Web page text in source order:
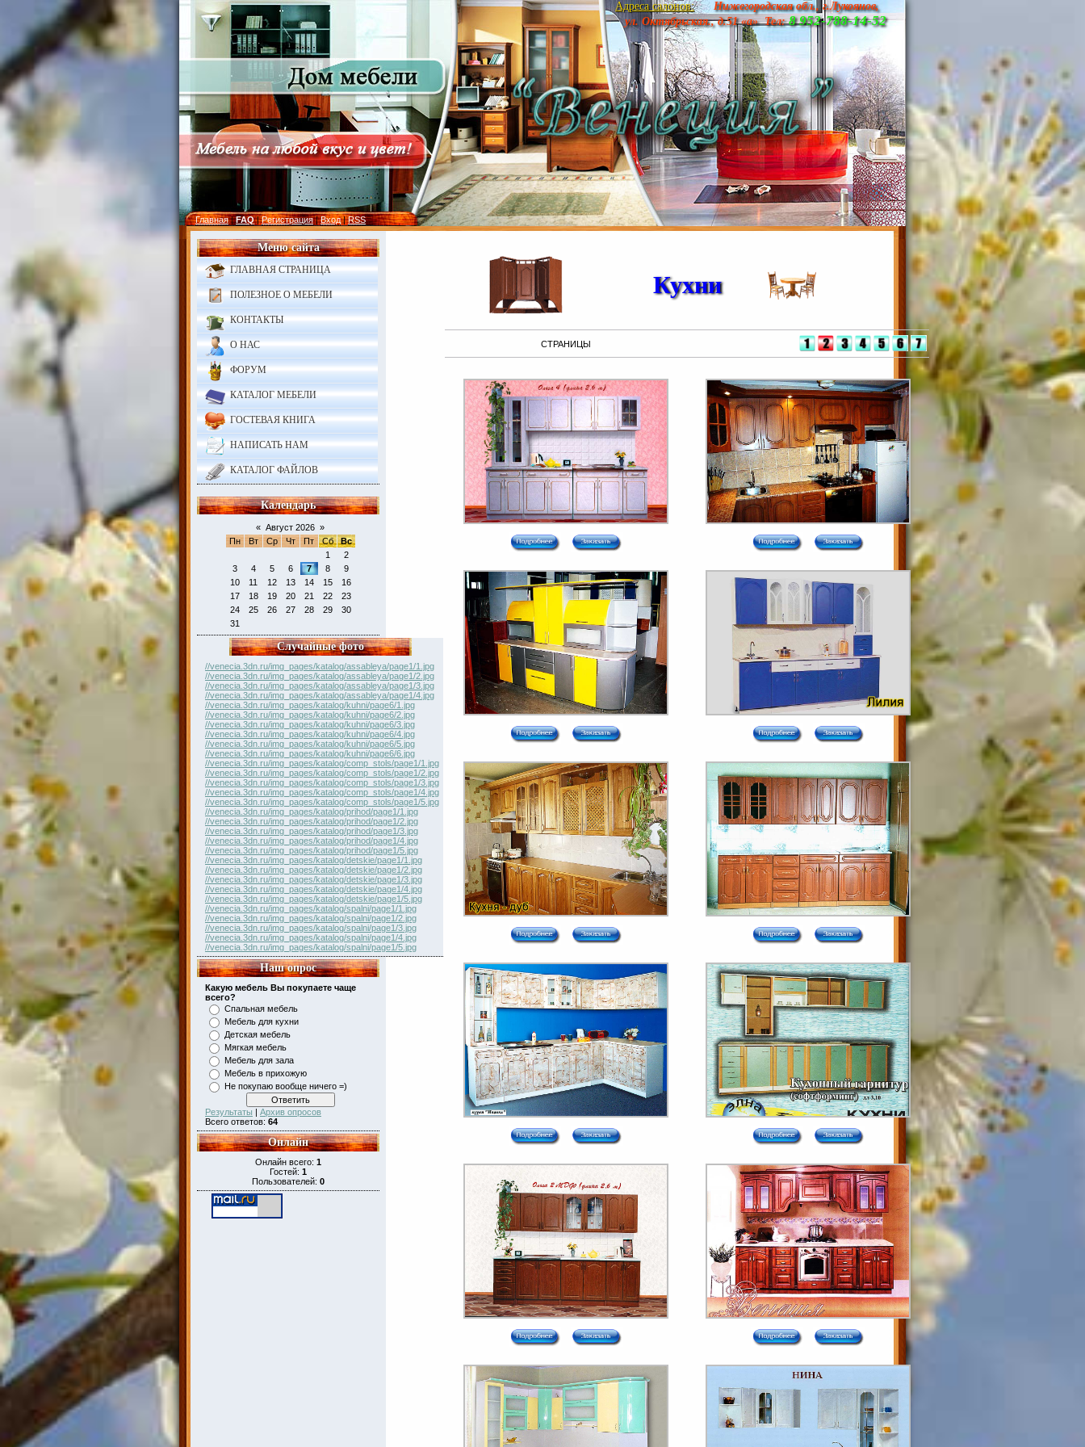
Адреса салонов:
Нижегородская обл., г.Лукоянов,
ул. Октябрьская., д.51 «а» Тел:8 952-788-14-52
Главная|FAQ|Регистрация|Вход|RSS
Меню сайта
ГЛАВНАЯ СТРАНИЦА
ПОЛЕЗНОЕ О МЕБЕЛИ
КОНТАКТЫ
О НАС
ФОРУМ
КАТАЛОГ МЕБЕЛИ
ГОСТЕВАЯ КНИГА
НАПИСАТЬ НАМ
КАТАЛОГ ФАЙЛОВ
Календарь
« Август 2026 »
Пн
Вт Ср Чт Пт Сб
Вс
1
2
3
4 5 6 7 8
9
10
11 12 13 14 15
16
17
18 19 20 21 22
23
24
25 26 27 28 29
30
31
Случайные фото
//venecia.3dn.ru/img_pages/katalog/assableya/page1/1.jpg
//venecia.3dn.ru/img_pages/katalog/assableya/page1/2.jpg
//venecia.3dn.ru/img_pages/katalog/assableya/page1/3.jpg
//venecia.3dn.ru/img_pages/katalog/assableya/page1/4.jpg
//venecia.3dn.ru/img_pages/katalog/kuhni/page6/1.jpg
//venecia.3dn.ru/img_pages/katalog/kuhni/page6/2.jpg
//venecia.3dn.ru/img_pages/katalog/kuhni/page6/3.jpg
//venecia.3dn.ru/img_pages/katalog/kuhni/page6/4.jpg
//venecia.3dn.ru/img_pages/katalog/kuhni/page6/5.jpg
//venecia.3dn.ru/img_pages/katalog/kuhni/page6/6.jpg
//venecia.3dn.ru/img_pages/katalog/comp_stols/page1/1.jpg
//venecia.3dn.ru/img_pages/katalog/comp_stols/page1/2.jpg
//venecia.3dn.ru/img_pages/katalog/comp_stols/page1/3.jpg
//venecia.3dn.ru/img_pages/katalog/comp_stols/page1/4.jpg
//venecia.3dn.ru/img_pages/katalog/comp_stols/page1/5.jpg
//venecia.3dn.ru/img_pages/katalog/prihod/page1/1.jpg
//venecia.3dn.ru/img_pages/katalog/prihod/page1/2.jpg
//venecia.3dn.ru/img_pages/katalog/prihod/page1/3.jpg
//venecia.3dn.ru/img_pages/katalog/prihod/page1/4.jpg
//venecia.3dn.ru/img_pages/katalog/prihod/page1/5.jpg
//venecia.3dn.ru/img_pages/katalog/detskie/page1/1.jpg
//venecia.3dn.ru/img_pages/katalog/detskie/page1/2.jpg
//venecia.3dn.ru/img_pages/katalog/detskie/page1/3.jpg
//venecia.3dn.ru/img_pages/katalog/detskie/page1/4.jpg
//venecia.3dn.ru/img_pages/katalog/detskie/page1/5.jpg
//venecia.3dn.ru/img_pages/katalog/spalni/page1/1.jpg
//venecia.3dn.ru/img_pages/katalog/spalni/page1/2.jpg
//venecia.3dn.ru/img_pages/katalog/spalni/page1/3.jpg
//venecia.3dn.ru/img_pages/katalog/spalni/page1/4.jpg
//venecia.3dn.ru/img_pages/katalog/spalni/page1/5.jpg
Наш опрос
Какую мебель Вы покупаете чаще
всего?
Спальная мебель
Мебель для кухни
Детская мебель
Мягкая мебель
Мебель для зала
Мебель в прихожую
Не покупаю вообще ничего =)
Результаты | Архив опросов
Всего ответов: 64
Онлайн
Онлайн всего: 1
Гостей: 1
Пользователей: 0
Кухни
СТРАНИЦЫ